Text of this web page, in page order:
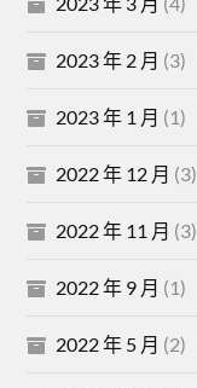
2023 年 2 月 (3)
2023 年 1 月 (1)
2022 年 12 月 (3)
2022 年 11 月 (3)
2022 年 9 月 (1)
2022 年 5 月 (2)